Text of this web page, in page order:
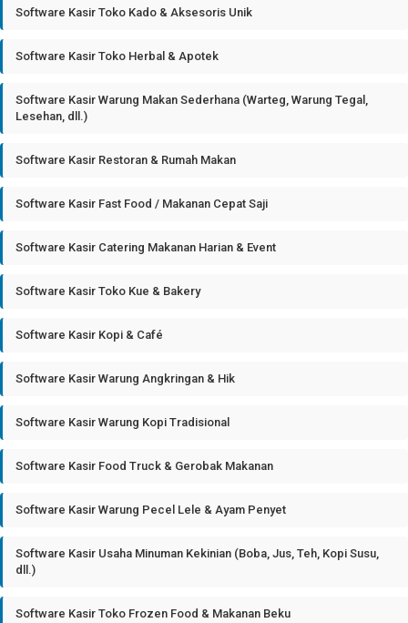
Software Kasir Toko Kado & Aksesoris Unik
Software Kasir Toko Herbal & Apotek
Software Kasir Warung Makan Sederhana (Warteg, Warung Tegal,
Lesehan, dll.)
Software Kasir Restoran & Rumah Makan
Software Kasir Fast Food / Makanan Cepat Saji
Software Kasir Catering Makanan Harian & Event
Software Kasir Toko Kue & Bakery
Software Kasir Kopi & Café
Software Kasir Warung Angkringan & Hik
Software Kasir Warung Kopi Tradisional
Software Kasir Food Truck & Gerobak Makanan
Software Kasir Warung Pecel Lele & Ayam Penyet
Software Kasir Usaha Minuman Kekinian (Boba, Jus, Teh, Kopi Susu,
dll.)
Software Kasir Toko Frozen Food & Makanan Beku